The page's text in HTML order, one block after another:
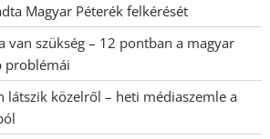
Magyar Péterék felkérését
van szükség – 12 pontban a magyar
problémái
látszik közelről – heti médiaszemle a